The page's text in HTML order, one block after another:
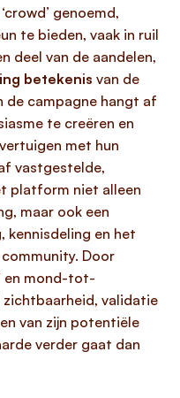
genoemd,
te bieden, vaak in ruil
deel van de aandelen,
betekenis van de
de campagne hangt af
te creëren en
met hun
vastgestelde,
platform niet alleen
maar ook een
en het
Door
en mond-tot-
validatie
van zijn potentiële
verder gaat dan